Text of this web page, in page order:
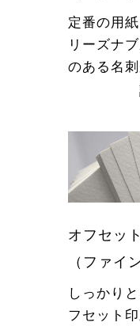
定番の用
リーズナ
のある名
オフセッ
（ファイ
しっかり
フセット